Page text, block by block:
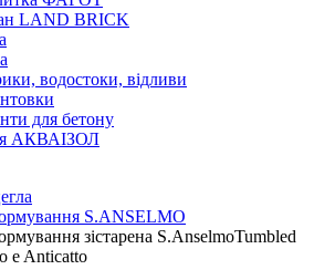
LAND BRICK
водостоки, відливи
для бетону
АКВАІЗОЛ
S.ANSELMO
зістарена S.AnselmoTumbled
e Anticatto